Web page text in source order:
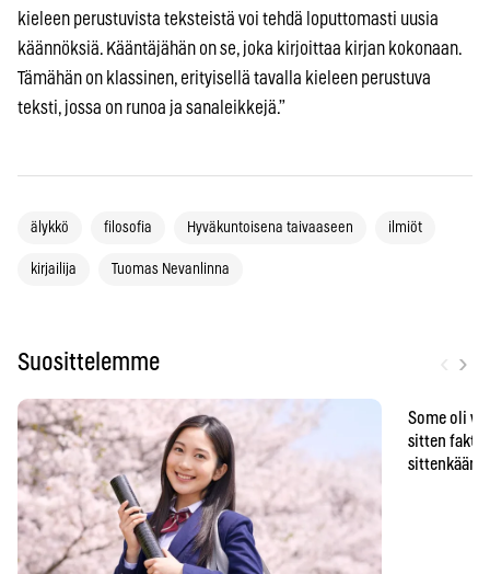
kieleen perustuvista teksteistä voi tehdä loputtomasti uusia
käännöksiä. Kääntäjähän on se, joka kirjoittaa kirjan kokonaan.
Tämähän on klassinen, erityisellä tavalla kieleen perustuva
teksti, jossa on runoa ja sanaleikkejä.”
älykkö filosofia Hyväkuntoisena taivaaseen ilmiöt
kirjailija Tuomas Nevanlinna
Suosittelemme ›
Some oli
sitten
sittenkään